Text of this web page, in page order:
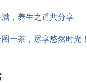
，养生之道共分享
一茶，尽享悠然时光！